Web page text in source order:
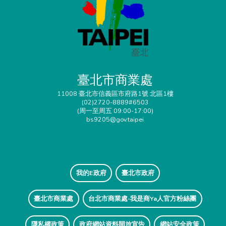
臺北市商業處
11008 臺北市信義區市府路1號 北區1樓
(02)2720-8889#6503
(周一至周五 09:00-17:00)
bs9205@gov.taipei
我的E政府 臺北市政府
臺北市商業處 台北市商業處-我是商Ya人官方粉絲團